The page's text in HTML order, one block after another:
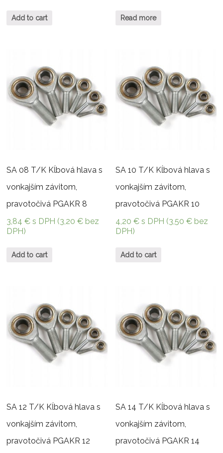
Add to cart Read more
SA 08 T/K Kĺbová hlava s
vonkajším závitom,
pravotočivá PGAKR 8
3,84€ s DPH (3,20€ bez
DPH)
Add to cart
SA 10 T/K Kĺbová hlava s
vonkajším závitom,
pravotočivá PGAKR 10
4,20€ s DPH (3,50€ bez
DPH)
Add to cart
SA 12 T/K Kĺbová hlava s
vonkajším závitom,
pravotočivá PGAKR 12
SA 14 T/K Kĺbová hlava s
vonkajším závitom,
pravotočivá PGAKR 14